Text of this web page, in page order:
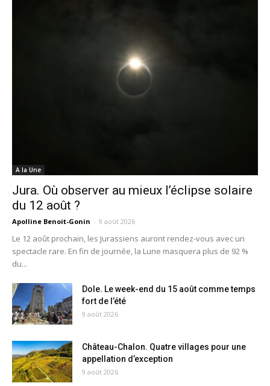
A la Une
Jura. Où observer au mieux l’éclipse solaire
du 12 août ?
Apolline Benoit-Gonin - 9 août 2026
Le 12 août prochain, les Jurassiens auront rendez-vous avec un
spectacle rare. En fin de journée, la Lune masquera plus de 92 %
du...
Dole. Le week-end du 15 août comme temps
fort de l’été
9 août 2026
Château-Chalon. Quatre villages pour une
appellation d’exception
9 août 2026